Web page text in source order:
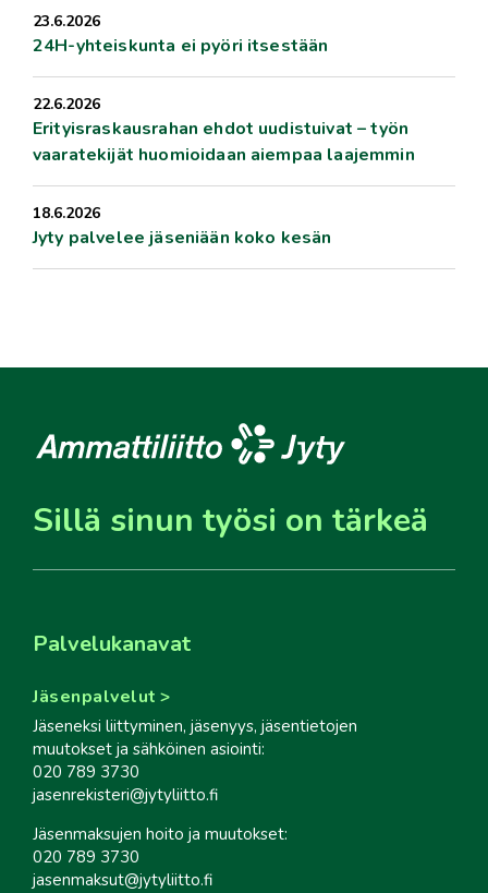
23.6.2026
24H-yhteiskunta ei pyöri itsestään
22.6.2026
Erityisraskausrahan ehdot uudistuivat – työn
vaaratekijät huomioidaan aiempaa laajemmin
18.6.2026
Jyty palvelee jäseniään koko kesän
Sillä sinun työsi on tärkeä
Palvelukanavat
Jäsenpalvelut
Jäseneksi liittyminen, jäsenyys, jäsentietojen
muutokset ja sähköinen asiointi:
020 789 3730
jasenrekisteri@jytyliitto.fi
Jäsenmaksujen hoito ja muutokset:
020 789 3730
jasenmaksut@jytyliitto.fi